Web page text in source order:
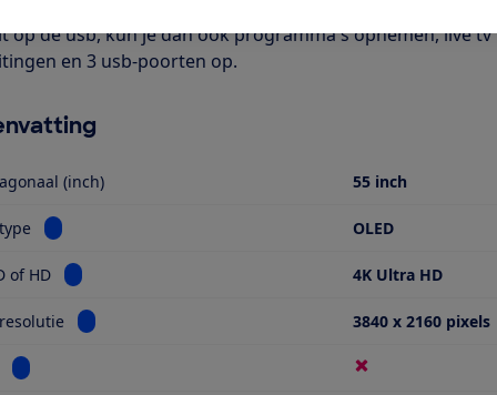
op de usb, kun je dan ook programma's opnemen, live
en 3 usb-poorten op.
(inch) 55 inch
Bekijk informatie voor Schermtype OLED
of HD Bekijk informatie voor Ultra HD of HD 4K Ultra HD
Bekijk informatie voor Schermresolutie3840 x 2160 pixels
Bekijk informatie voor Miniled